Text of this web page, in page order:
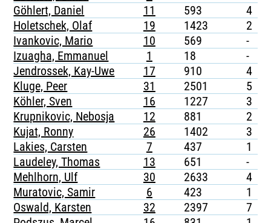
Göhlert, Daniel
11 593 4
Holetschek, Olaf
19 1423 2
Ivankovic, Mario
10 569 -
Izuagha, Emmanuel
1 18 -
Jendrossek, Kay-Uwe
17 910 4
Kluge, Peer
31 2501 5
Köhler, Sven
16 1227 3
Krupnikovic, Nebosja
12 881 2
Kujat, Ronny
26 1402 3
Lakies, Carsten
7 437 1
Laudeley, Thomas
13 651 -
Mehlhorn, Ulf
30 2633 4
Muratovic, Samir
6 423 1
Oswald, Karsten
32 2397 7